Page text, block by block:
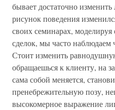
бывает достаточно
рисунок поведения
своих семинарах,
сделок, мы часто наблюдаем
Стоит изменить
обращаешься к клиенту, на
сама собой меняется,
пренебрежительную позу,
высокомерное выражение